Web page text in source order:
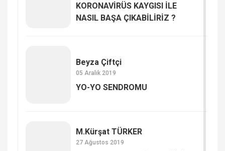
KORONAVİRÜS KAYGISI İLE
NASIL BAŞA ÇIKABİLİRİZ ?
Beyza Çiftçi
05 Aralık 2019
YO-YO SENDROMU
M.Kürşat TÜRKER
27 Ağustos 2019